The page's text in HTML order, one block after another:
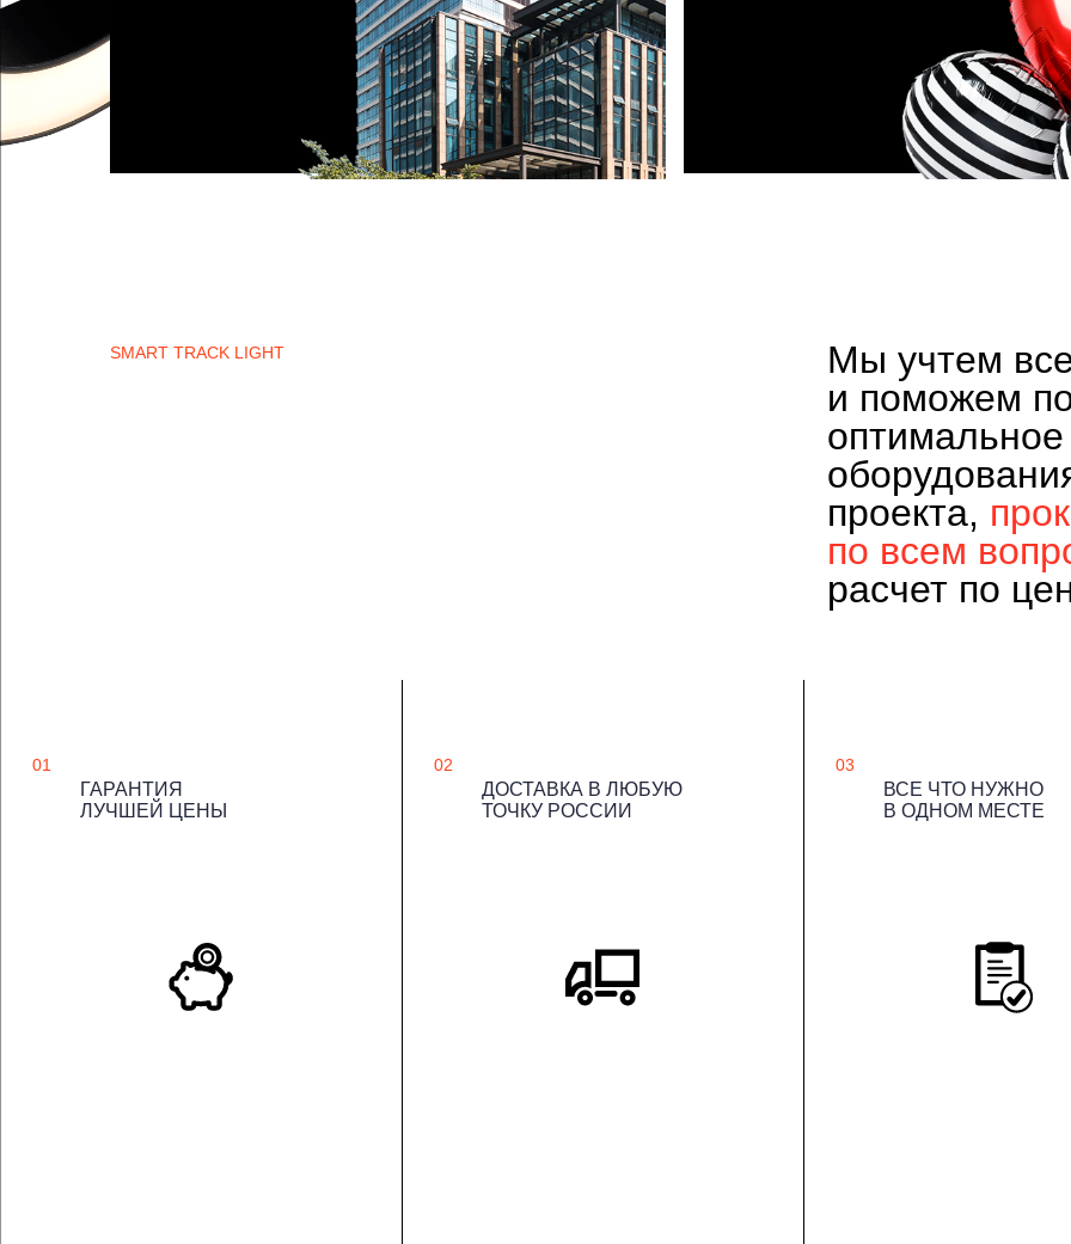
SMART TRACK LIGHT
Мы учтем
и поможем
оптимальное
проекта,
по всем
расчет по
01
ГАРАНТИЯ
ЛУЧШЕЙ ЦЕНЫ
02
ДОСТАВКА В ЛЮБУЮ
ТОЧКУ РОССИИ
03
ВСЕ ЧТО НУЖНО
В ОДНОМ МЕСТЕ